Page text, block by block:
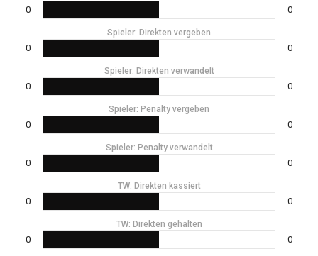
0 0
Spieler: Direkten vergeben
0 0
Spieler: Direkten verwandelt
0 0
Spieler: Penalty vergeben
0 0
Spieler: Penalty verwandelt
0 0
TW: Direkten kassiert
0 0
TW: Direkten gehalten
0 0